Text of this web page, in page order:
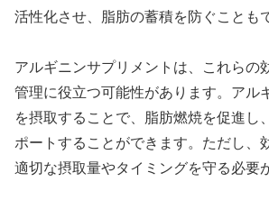
活性化させ、脂肪の蓄積を防ぐことも
アルギニンサプリメントは、これらの
管理に役立つ可能性があります。アル
を摂取することで、脂肪燃焼を促進し
ポートすることができます。ただし、
適切な摂取量やタイミングを守る必要